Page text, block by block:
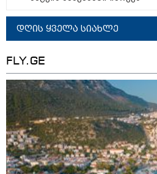
რას
თბილისი -
ლარიდან
დღის ყველა სიახლე
FLY.GE